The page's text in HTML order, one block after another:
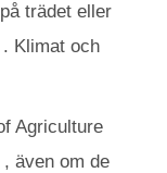
trädet eller
Klimat och
Agriculture
även om de